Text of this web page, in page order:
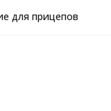
для прицепов